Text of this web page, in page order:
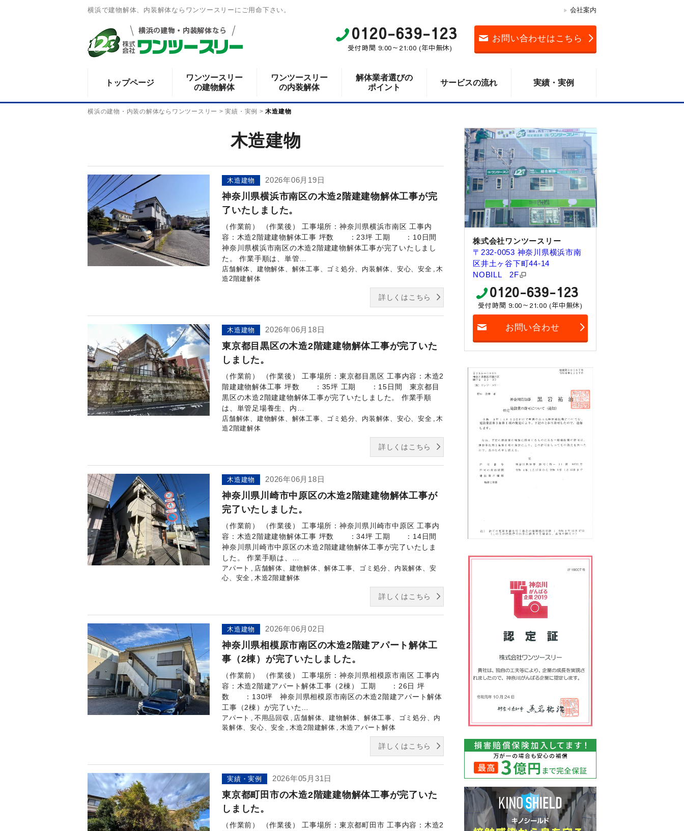
横浜で建物解体、内装解体ならワンツースリーにご用命下さい。 会社案内
0120-639-123
受付時間 9:00～21:00 (年中無休)
お問い合わせはこちら
トップページ
ワンツースリー
の建物解体
ワンツースリー
の内装解体
解体業者選びの
ポイント
サービスの流れ 実績・実例
横浜の建物・内装の解体ならワンツースリー >実績・実例 >木造建物
木造建物
木造建物 2026年06月19日
神奈川県横浜市南区の木造2階建建物解体工事が完
了いたしました。
（作業前） （作業後） 工事場所：神奈川県横浜市南区 工事内
容：木造2階建建物解体工事 坪数 ：23坪 工期 ：10日間
神奈川県横浜市南区の木造2階建建物解体工事が完了いたしまし
た。 作業手順は、単管…
店舗解体、建物解体、解体工事、ゴミ処分、内装解体、安心、安全
木
造2階建解体
詳しくはこちら
木造建物 2026年06月18日
東京都目黒区の木造2階建建物解体工事が完了いた
しました。
（作業前） （作業後） 工事場所：東京都目黒区 工事内容：木造2
階建建物解体工事 坪数 ：35坪 工期 ：15日間 東京都目
黒区の木造2階建建物解体工事が完了いたしました。 作業手順
は、単管足場養生、内…
店舗解体、建物解体、解体工事、ゴミ処分、内装解体、安心、安全
木
造2階建解体
詳しくはこちら
木造建物 2026年06月18日
神奈川県川崎市中原区の木造2階建建物解体工事が
完了いたしました。
（作業前） （作業後） 工事場所：神奈川県川崎市中原区 工事内
容：木造2階建建物解体工事 坪数 ：34坪 工期 ：14日間
神奈川県川崎市中原区の木造2階建建物解体工事が完了いたしま
した。 作業手順は、…
アパート
店舗解体、建物解体、解体工事、ゴミ処分、内装解体、安
心、安全
木造2階建解体
詳しくはこちら
木造建物 2026年06月02日
神奈川県相模原市南区の木造2階建アパート解体工
事（2棟）が完了いたしました。
（作業前） （作業後） 工事場所：神奈川県相模原市南区 工事内
容：木造2階建アパート解体工事（2棟） 工期 ：26日 坪
数 ：130坪 神奈川県相模原市南区の木造2階建アパート解体
工事（2棟）が完了いた…
アパート 不用品回収
店舗解体、建物解体、解体工事、ゴミ処分、内
装解体、安心、安全
木造2階建解体 木造アパート解体
詳しくはこちら
実績・実例 2026年05月31日
東京都町田市の木造2階建建物解体工事が完了いた
しました。
（作業前） （作業後） 工事場所：東京都町田市 工事内容：木造2
株式会社ワンツースリー
〒232-0053 神奈川県横浜市南
区井土ヶ谷下町44-14
NOBILL 2F
0120-639-123
受付時間 9:00～21:00 (年中無休)
お問い合わせ